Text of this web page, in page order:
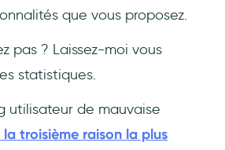
que vous proposez.
pas ? Laissez-moi vous
statistiques.
utilisateur de mauvaise
la troisième raison la plus